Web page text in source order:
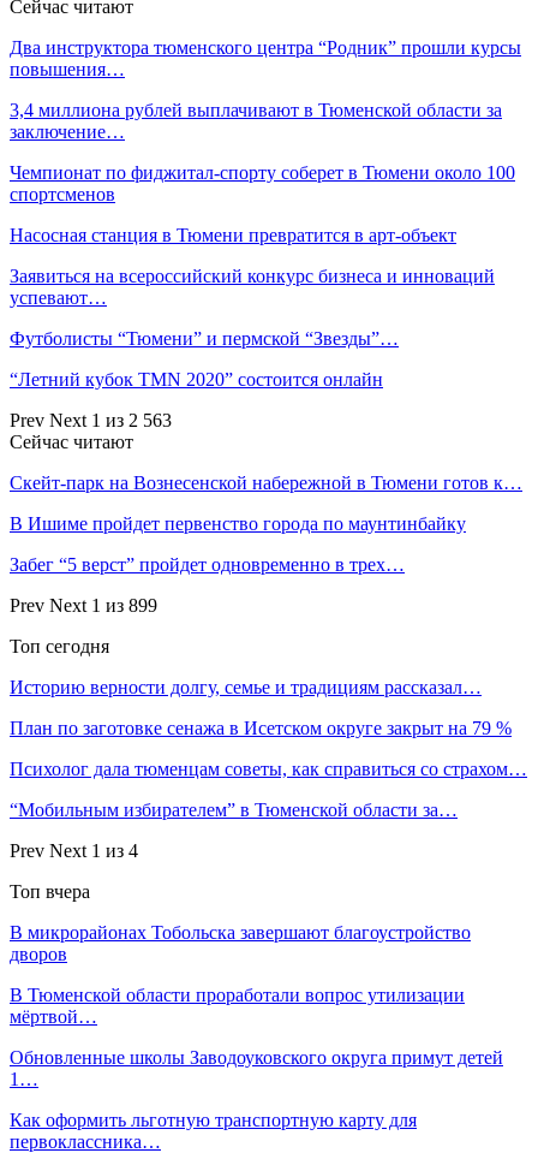
Сейчас читают
Два инструктора тюменского центра “Родник” прошли курсы
повышения…
3,4 миллиона рублей выплачивают в Тюменской области за
заключение…
Чемпионат по фиджитал-спорту соберет в Тюмени около 100
спортсменов
Насосная станция в Тюмени превратится в арт-объект
Заявиться на всероссийский конкурс бизнеса и инноваций
успевают…
Футболисты “Тюмени” и пермской “Звезды”…
“Летний кубок TMN 2020” состоится онлайн
Prev Next 1 из 2 563
Сейчас читают
Скейт-парк на Вознесенской набережной в Тюмени готов к…
В Ишиме пройдет первенство города по маунтинбайку
Забег “5 верст” пройдет одновременно в трех…
Prev Next 1 из 899
Топ сегодня
Историю верности долгу, семье и традициям рассказал…
План по заготовке сенажа в Исетском округе закрыт на 79 %
Психолог дала тюменцам советы, как справиться со страхом…
“Мобильным избирателем” в Тюменской области за…
Prev Next 1 из 4
Топ вчера
В микрорайонах Тобольска завершают благоустройство
дворов
В Тюменской области проработали вопрос утилизации
мёртвой…
Обновленные школы Заводоуковского округа примут детей
1…
Как оформить льготную транспортную карту для
первоклассника…